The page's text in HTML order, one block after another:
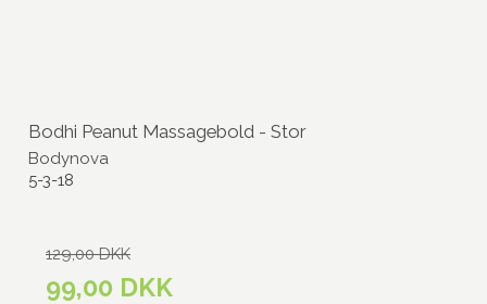
Bodhi Peanut Massagebold - Stor
Bodynova
5-3-18
129,00 DKK
99,00 DKK